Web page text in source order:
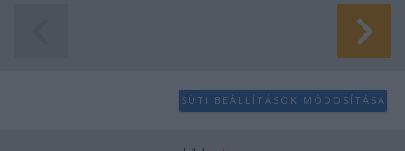
SÜTI BEÁLLÍTÁSOK MÓDOSÍTÁSA